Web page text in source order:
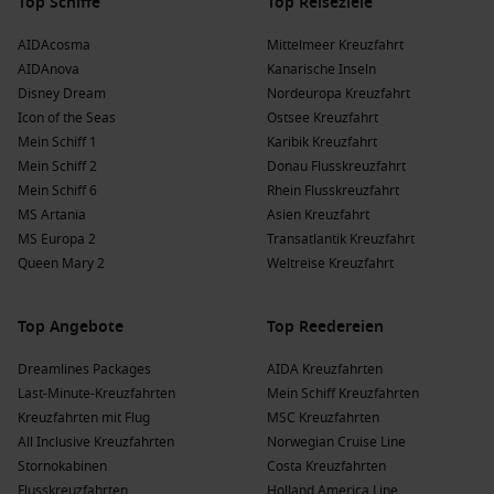
beeindruckende Küstenlinie und die jurassische Küste der
Region bieten spannende Wanderungen und
atemberaubende Landschaften.
Fishguard
, Vereinigtes Königreich: Ein ruhiger
Hafen mit malerischen Küsten und vielen Möglichkeiten
für Wanderungen und Erkundungen der lokalen Tierwelt.
Beliebte Regionen, die Kreuzfahrten nach
Rothesay besuchen
faszinierende Regionen:
Britische Inseln : Diese Region ist reich an Geschichte und
natürlicher Schönheit und umfasst viele fantastische
Reiseziele in den Vereinigten Königreich.
Schottland
: Berühmt für seine beeindruckenden
Highlands, historischen Burgen und die herzliche
AIDAcosma
AIDAnova
Disney Dream
Icon of the Seas
Mein Schiff 1
Mein Schiff 2
Mein Schiff 6
MS Artania
MS Europa 2
Queen Mary 2
Mittelmeer Kreuzfahrt
Kanarische Inseln
Nordeuropa Kreuzfahrt
Ostsee Kreuzfahrt
Karibik Kreuzfahrt
Donau Flusskreuzfahrt
Rhein Flusskreuzfahrt
Asien Kreuzfahrt
Transatlantik Kreuzfahrt
Weltreise Kreuzfahrt
Top Angebote
Dreamlines Packages
Last-Minute-Kreuzfahrten
Kreuzfahrten mit Flug
All Inclusive Kreuzfahrten
Stornokabinen
Top Reedereien
AIDA Kreuzfahrten
Mein Schiff Kreuzfahrten
MSC Kreuzfahrten
Norwegian Cruise Line
Costa Kreuzfahrten